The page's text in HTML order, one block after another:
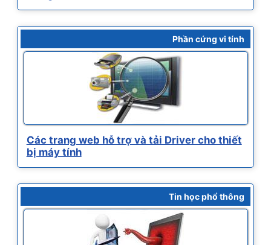
Phần cứng vi tính
Các trang web hỗ trợ và tải Driver cho thiết
bị máy tính
Tin học phổ thông